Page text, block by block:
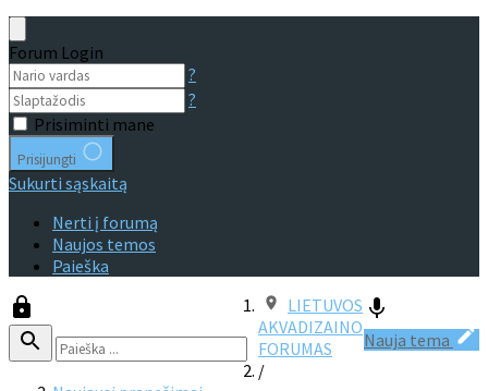
Forum Login
?
?
Prisiminti mane
Prisijungti
Sukurti sąskaitą
Nerti į forumą
Naujos temos
Paieška
Nauja tema
LIETUVOS
AKVADIZAINO
FORUMAS
/